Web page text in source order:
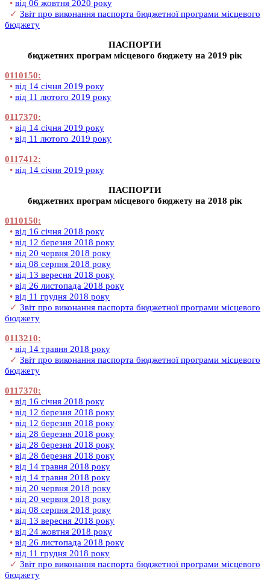
• від 06 жовтня 2020 року
✓ Звіт про виконання паспорта бюджетної програми місцевого
бюджету
ПАСПОРТИ
бюджетних програм місцевого бюджету на 2019 рік
0110150:
• від 14 січня 2019 року
• від 11 лютого 2019 року
0117370:
• від 14 січня 2019 року
• від 11 лютого 2019 року
0117412:
• від 14 січня 2019 року
ПАСПОРТИ
бюджетних програм місцевого бюджету на 2018 рік
0110150:
• від 16 січня 2018 року
• від 12 березня 2018 року
• від 20 червня 2018 року
• від 08 серпня 2018 року
• від 13 вересня 2018 року
• від 26 листопада 2018 року
• від 11 грудня 2018 року
✓ Звіт про виконання паспорта бюджетної програми місцевого
бюджету
0113210:
• від 14 травня 2018 року
✓ Звіт про виконання паспорта бюджетної програми місцевого
бюджету
0117370:
• від 16 січня 2018 року
• від 12 березня 2018 року
• від 12 березня 2018 року
• від 28 березня 2018 року
• від 28 березня 2018 року
• від 28 березня 2018 року
• від 14 травня 2018 року
• від 14 травня 2018 року
• від 20 червня 2018 року
• від 20 червня 2018 року
• від 08 серпня 2018 року
• від 13 вересня 2018 року
• від 24 жовтня 2018 року
• від 26 листопада 2018 року
• від 11 грудня 2018 року
✓ Звіт про виконання паспорта бюджетної програми місцевого
бюджету